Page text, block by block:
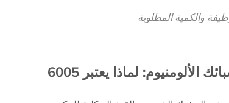
شهادة
والامتثال
للتأريض
والكمية المطلوبة